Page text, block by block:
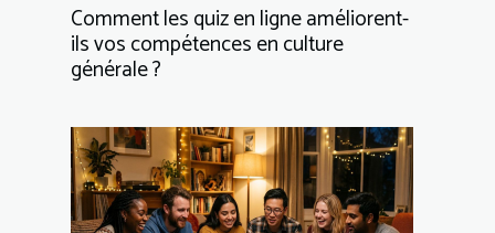
Comment les quiz en ligne améliorent-
ils vos compétences en culture
générale ?